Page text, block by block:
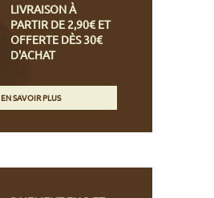
LIVRAISON À
PARTIR DE 2,90€ ET
OFFERTE DÈS 30€
D'ACHAT
EN SAVOIR PLUS